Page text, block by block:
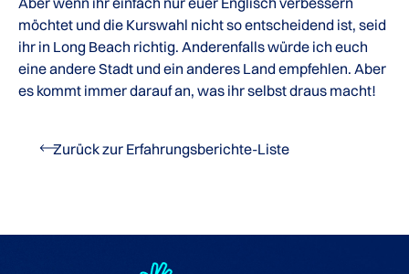
möchtet und die Kurswahl nicht so entscheidend ist, seid
ihr in Long Beach richtig. Anderenfalls würde ich euch
eine andere Stadt und ein anderes Land empfehlen. Aber
es kommt immer darauf an, was ihr selbst draus macht!
Zurück zur Erfahrungsberichte-Liste